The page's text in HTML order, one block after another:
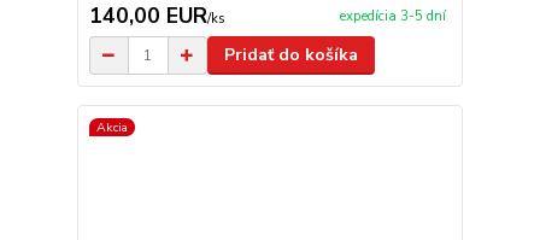
140,00 EUR/ks expedícia 3-5 dní
Pridať do košíka
Akcia